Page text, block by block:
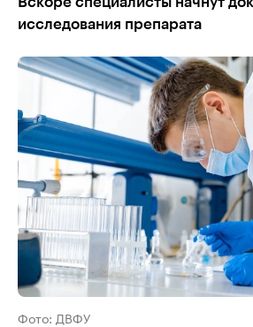
исследования препарата
Фото: ДВФУ